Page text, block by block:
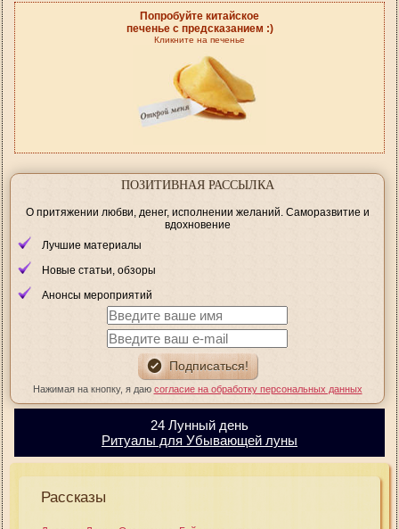
Попробуйте китайское
печенье с предсказанием :)
Кликните на печенье
ПОЗИТИВНАЯ РАССЫЛКА
О притяжении любви, денег, исполнении желаний. Саморазвитие и
вдохновение
Лучшие материалы
Новые статьи, обзоры
Анонсы мероприятий
Нажимая на кнопку, я даю согласие на обработку персональных данных
24 Лунный день
Ритуалы для Убывающей луны
Рассказы